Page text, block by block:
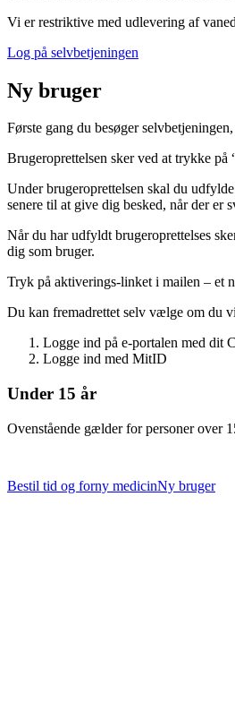
Vi er restriktive med udlevering af
Log på selvbetjeningen
Ny bruger
Første gang du besøger
Brugeroprettelsen sker ved at trykke
Under brugeroprettelsen skal du
senere til at give dig besked, når der er
Når du har udfyldt brugeroprettelses
dig som bruger.
Tryk på aktiverings-linket i mailen – et
Du kan fremadrettet selv vælge om du
Logge ind på e-portalen med dit
Logge ind med MitID
Under 15 år
Ovenstående gælder for personer over
Bestil tid og forny medicinNy bruger